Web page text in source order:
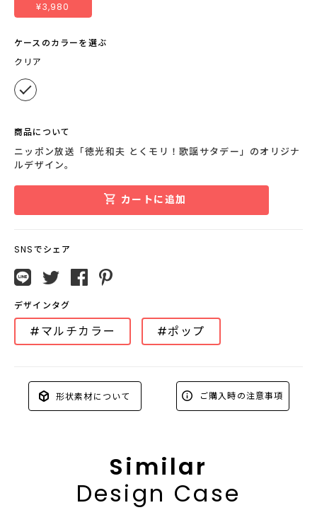
¥3,980
ケースのカラーを選ぶ
クリア
商品について
ニッポン放送「徳光和夫 とくモリ！歌謡サタデー」のオリジナ
ルデザイン。
カートに追加
SNSでシェア
デザインタグ
#マルチカラー #ポップ
形状素材について ご購入時の注意事項
Similar
Design Case